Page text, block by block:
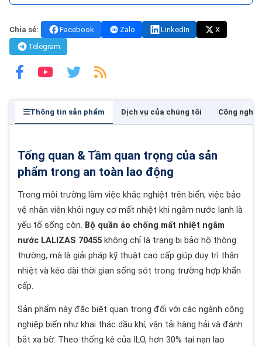
Chia sẻ: Facebook Zalo LinkedIn
X
Telegram
Thông tin sản phẩm Dịch vụ của chúng tôi Công nghệ
Tổng quan & Tầm quan trọng của sản
phẩm trong an toàn lao động
Trong môi trường làm việc khắc nghiệt trên biển, việc bảo
vệ nhân viên khỏi nguy cơ mất nhiệt khi ngâm nước lạnh là
yếu tố sống còn. Bộ quần áo chống mất nhiệt ngâm
nước LALIZAS 70455 không chỉ là trang bị bảo hộ thông
thường, mà là giải pháp kỹ thuật cao cấp giúp duy trì thân
nhiệt và kéo dài thời gian sống sót trong trường hợp khẩn
cấp.
Sản phẩm này đặc biệt quan trọng đối với các ngành công
nghiệp biển như khai thác dầu khí, vận tải hàng hải và đánh
bắt xa bờ. Theo thống kê của ILO, hơn 30% tai nạn lao